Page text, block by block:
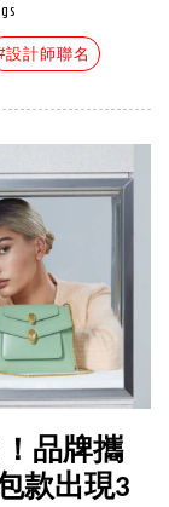
設計師聯名
品牌攜
款出現3